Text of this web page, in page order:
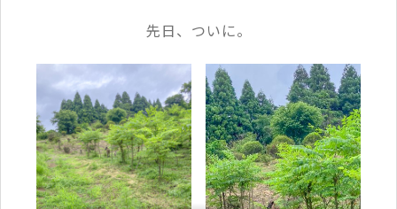
先日、ついに。